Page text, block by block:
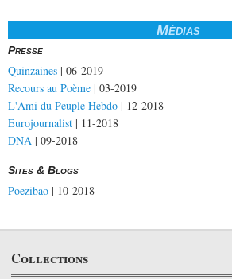
Médias
Presse
Quinzaines | 06-2019
Recours au Poème | 03-2019
L'Ami du Peuple Hebdo | 12-2018
Eurojournalist | 11-2018
DNA | 09-2018
Sites & Blogs
Poezibao | 10-2018
Collections